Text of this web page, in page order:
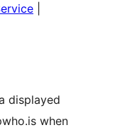
displayed
when